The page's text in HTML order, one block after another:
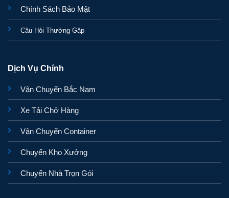
Chính Sách Bảo Mật
Câu Hỏi Thường Gặp
Dịch Vụ Chính
Vận Chuyển Bắc Nam
Xe Tải Chở Hàng
Vận Chuyển Container
Chuyển Kho Xưởng
Chuyển Nhà Trọn Gói